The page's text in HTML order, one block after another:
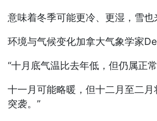
意味着冬季可能更冷、更湿，雪也
环境与气候变化加拿大气象学家
“十月底气温比去年低，但仍属正常
十一月可能略暖，但十二月至二
突袭。”